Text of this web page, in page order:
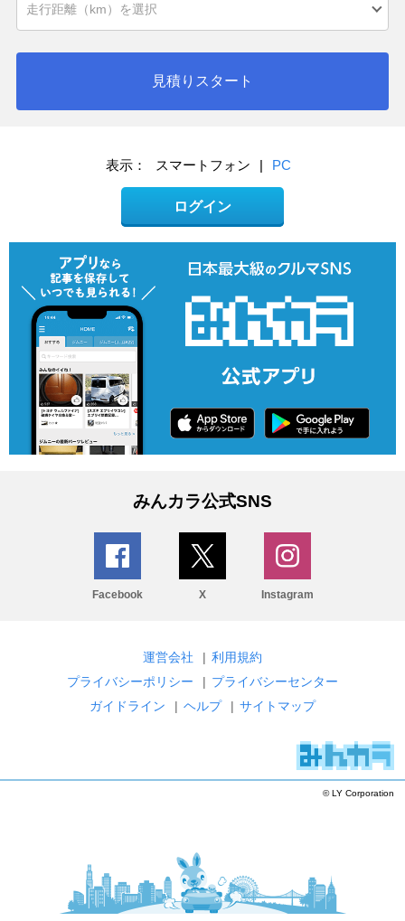
見積りスタート
表示： スマートフォン | PC
ログイン
みんカラ公式SNS
Facebook X Instagram
運営会社 | 利用規約
プライバシーポリシー
| プライバシーセンター
ガイドライン
| ヘルプ | サイトマップ
© LY Corporation